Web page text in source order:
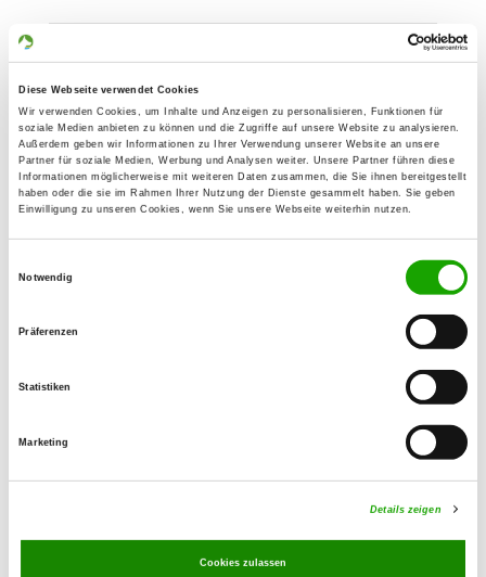
Diese Webseite verwendet Cookies
Wir verwenden Cookies, um Inhalte und Anzeigen zu personalisieren, Funktionen für
soziale Medien anbieten zu können und die Zugriffe auf unsere Website zu analysieren.
Außerdem geben wir Informationen zu Ihrer Verwendung unserer Website an unsere
Partner für soziale Medien, Werbung und Analysen weiter. Unsere Partner führen diese
Informationen möglicherweise mit weiteren Daten zusammen, die Sie ihnen bereitgestellt
haben oder die sie im Rahmen Ihrer Nutzung der Dienste gesammelt haben. Sie geben
Einwilligung zu unseren Cookies, wenn Sie unsere Webseite weiterhin nutzen.
Notwendig
Präferenzen
Statistiken
Marketing
Details zeigen
Cookies zulassen
OG - Gaggenau-Hörden e.V.
Laufbachtal
76593 Gernsbach
OG - Haueneberstein und Umgebung
e.V.
Details
Baden/Hauneberstein
Details
Lohwiesenweg
OG - Malsch Krs. Karlsruhe
Details